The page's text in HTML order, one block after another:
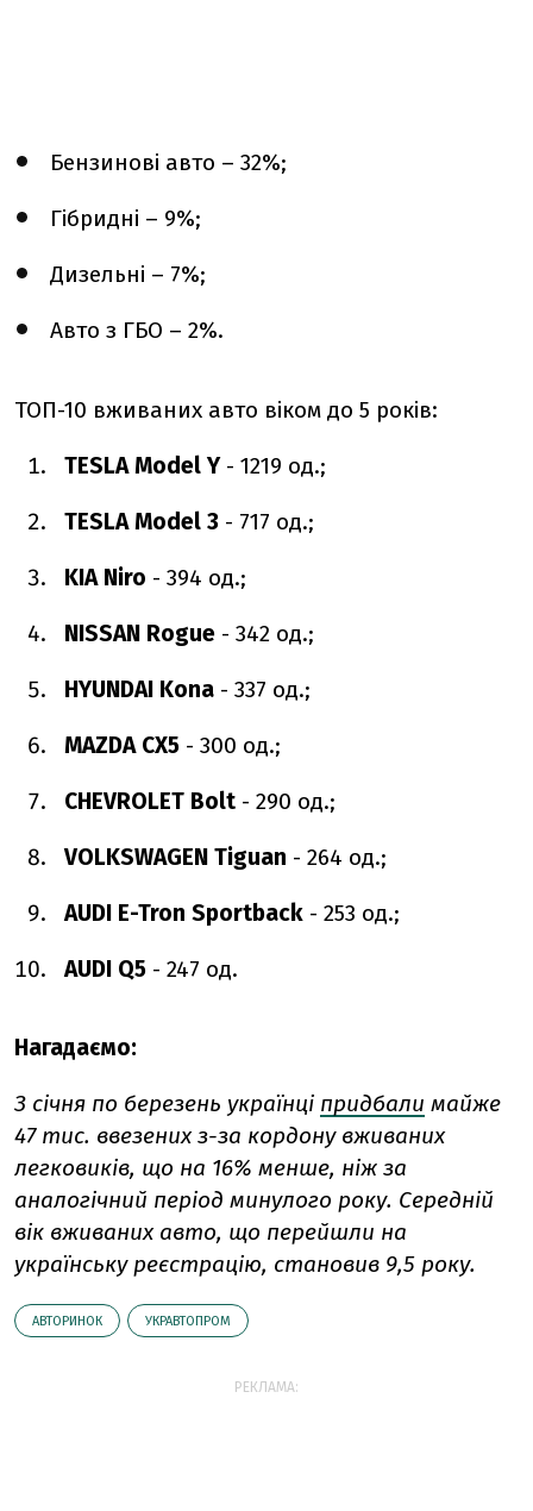
Бензинові авто – 32%;
Гібридні – 9%;
Дизельні – 7%;
Авто з ГБО – 2%.
ТОП-10 вживаних авто віком до 5 років:
TESLA Model Y- 1219 од.;
TESLA Model 3 - 717 од.;
KIA Niro - 394 од.;
NISSAN Rogue - 342 од.;
HYUNDAI Kona - 337 од.;
MAZDA CX5 - 300 од.;
CHEVROLET Bolt - 290 од.;
VOLKSWAGEN Tiguan - 264 од.;
AUDI E-Tron Sportback - 253 од.;
AUDI Q5 - 247 од.
Нагадаємо:
З січня по березень українці придбали майже
47 тис. ввезених з-за кордону вживаних
легковиків, що на 16% менше, ніж за
аналогічний період минулого року. Середній
вік вживаних авто, що перейшли на
українську реєстрацію, становив 9,5 року.
АВТОРИНОК УКРАВТОПРОМ
РЕКЛАМА: